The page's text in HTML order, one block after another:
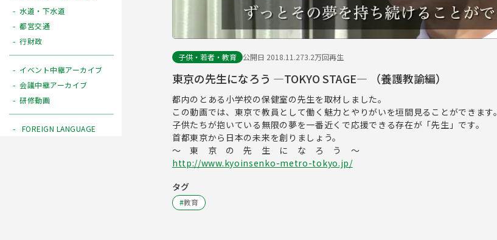
水道・下水道
都営交通
行財政
イベント中継アーカイブ
会議中継アーカイブ
研修動画
FOREIGN LANGUAGE
子供・若者・教育 公開日 2018.11.273.2万回再生
東京の先生になろう ―TOKYO STAGE― （養護教諭編）
都内のとある小学校の保健室の先生を取材しました。
この動画では、東京で教員として働く魅力とやりがいを垣間見ることができます。
子供たちが抱いている無限の夢を一番近くで応援できる存在が「先生」です。
首都東京から日本の未来を創りましょう。
～ 東 京 の 先 生 に な ろ う ～
http://www.kyoinsenko-metro-tokyo.jp/
タグ
#教育